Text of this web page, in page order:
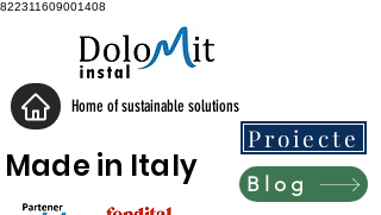
822311609001408
Made in Italy
Proiecte
Home of sustainable solutions
Blog